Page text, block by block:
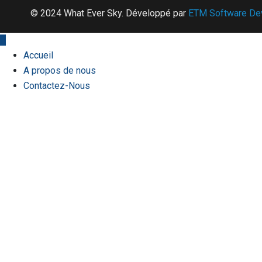
© 2024 What Ever Sky. Développé par ETM Software
Accueil
A propos de nous
Contactez-Nous